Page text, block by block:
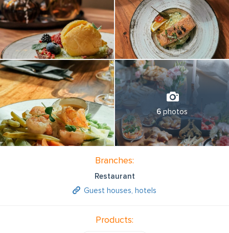
6 photos
Branches:
Restaurant
Guest houses, hotels
Products: